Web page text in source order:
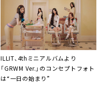
ILLIT、4thミニアルバムより
「GRWM Ver.」のコンセプトフォト
は“一日の始まり”